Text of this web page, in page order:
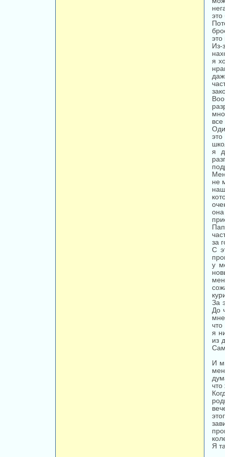
это
это
Из-
я
я
не
за
С
у
За
До
я
из
И
Я